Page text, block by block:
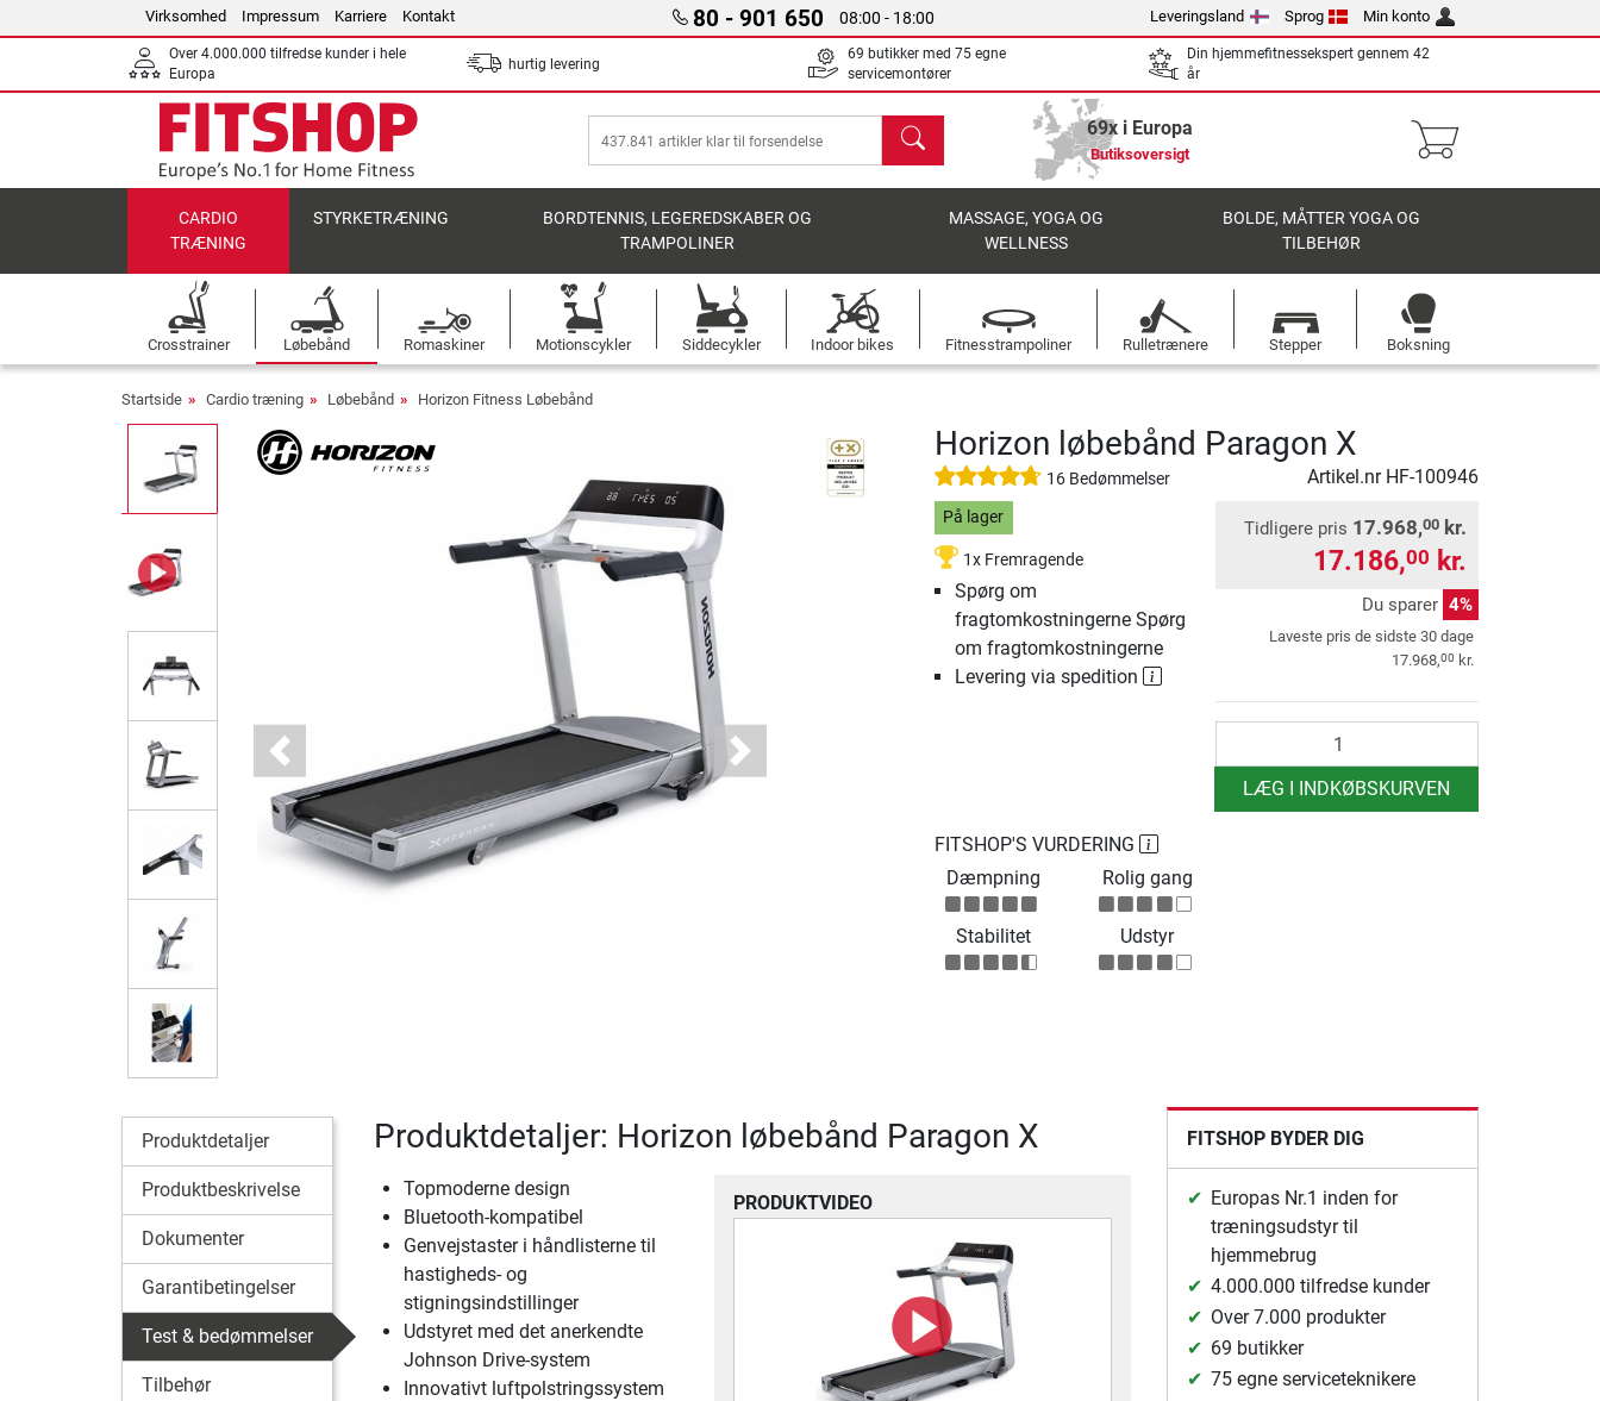
Virksomhed Impressum Karriere Kontakt 80 - 901 650 08:00 - 18:00 Leveringsland Sprog Min konto
Over 4.000.000 tilfredse kunder i hele
Europa
hurtig levering
69 butikker med 75 egne
servicemontører
Din hjemmefitnessekspert gennem 42
år
søg 69x i Europa
Butiksoversigt
CARDIO
TRÆNING
STYRKETRÆNING
BORDTENNIS, LEGEREDSKABER OG
TRAMPOLINER
MASSAGE, YOGA OG
WELLNESS
BOLDE, MÅTTER YOGA OG
TILBEHØR
Crosstrainer Løbebånd Romaskiner Motionscykler Siddecykler Indoor bikes Fitnesstrampoliner Rulletrænere Stepper Boksning
Startside Cardio træning Løbebånd Horizon Fitness Løbebånd
Previous Next
Horizon løbebånd Paragon X
16 Bedømmelser Artikel.nr HF-100946
På lager
1x Fremragende
Spørg om
fragtomkostningerne Spørg
om fragtomkostningerne
Levering via spedition
Tidligere pris 17.968,00 kr.
17.186,00 kr.
Du sparer 4%
Laveste pris de sidste 30 dage
17.968,00 kr.
LÆG I INDKØBSKURVEN
FITSHOP'S VURDERING
Dæmpning
Rolig gang
Stabilitet Udstyr
Produktdetaljer
Produktbeskrivelse
Dokumenter
Garantibetingelser
Test & bedømmelser
Tilbehør
Produktdetaljer: Horizon løbebånd Paragon X
PRODUKTVIDEO
Topmoderne design
Bluetooth-kompatibel
Genvejstaster i håndlisterne til
hastigheds- og
stigningsindstillinger
Udstyret med det anerkendte
Johnson Drive-system
Innovativt luftpolstringssystem
FITSHOP BYDER DIG
Europas Nr.1 inden for
træningsudstyr til
hjemmebrug
4.000.000 tilfredse kunder
Over 7.000 produkter
69 butikker
75 egne serviceteknikere